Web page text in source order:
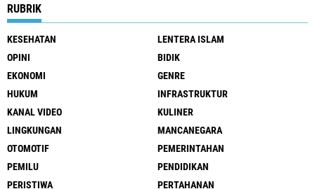
RUBRIK
KESEHATAN
LENTERA ISLAM
OPINI
BIDIK
EKONOMI
GENRE
HUKUM
INFRASTRUKTUR
KANAL VIDEO
KULINER
LINGKUNGAN
MANCANEGARA
OTOMOTIF
PEMERINTAHAN
PEMILU
PENDIDIKAN
PERISTIWA
PERTAHANAN